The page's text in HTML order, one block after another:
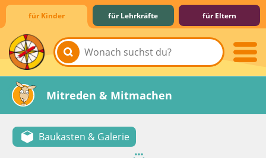
für Kinder für Lehrkräfte für Eltern
Lernen & Schule
Hobby & Freizeit
Spiel & Spaß
Mitreden & Mitmachen
Baukasten & Galerie